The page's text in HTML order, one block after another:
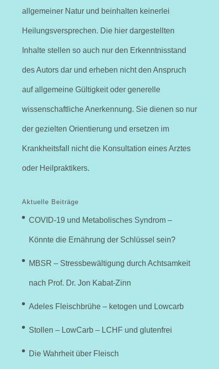
allgemeiner Natur und beinhalten keinerlei
Heilungsversprechen. Die hier dargestellten
Inhalte stellen so auch nur den Erkenntnisstand
des Autors dar und erheben nicht den Anspruch
auf allgemeine Gültigkeit oder generelle
wissenschaftliche Anerkennung. Sie dienen so nur
der gezielten Orientierung und ersetzen im
Krankheitsfall nicht die Konsultation eines Arztes
oder Heilpraktikers.
Aktuelle Beiträge
COVID-19 und Metabolisches Syndrom –
Könnte die Ernährung der Schlüssel sein?
MBSR – Stressbewältigung durch Achtsamkeit
nach Prof. Dr. Jon Kabat-Zinn
Adeles Fleischbrühe – ketogen und Lowcarb
Stollen – LowCarb – LCHF und glutenfrei
Die Wahrheit über Fleisch